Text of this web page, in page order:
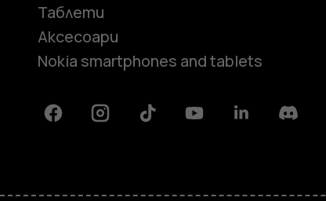
Таблети
Аксесоари
Nokia smartphones and tablets
FacebookInstagramTiktok YoutubeLinkedinDiscord